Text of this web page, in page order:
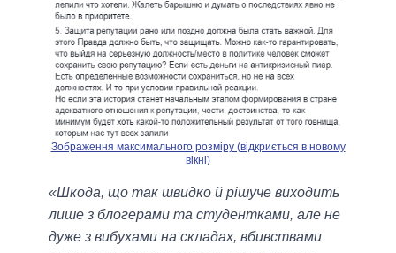
Зображення максимального розміру (відкриється в новому
вікні)
«Шкода, що так швидко й рішуче виходить
лише з блогерами та студентками, але не
дуже з вибухами на складах, вбивствами